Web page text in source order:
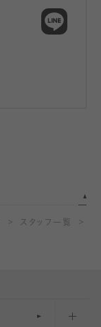
スタッフ一覧